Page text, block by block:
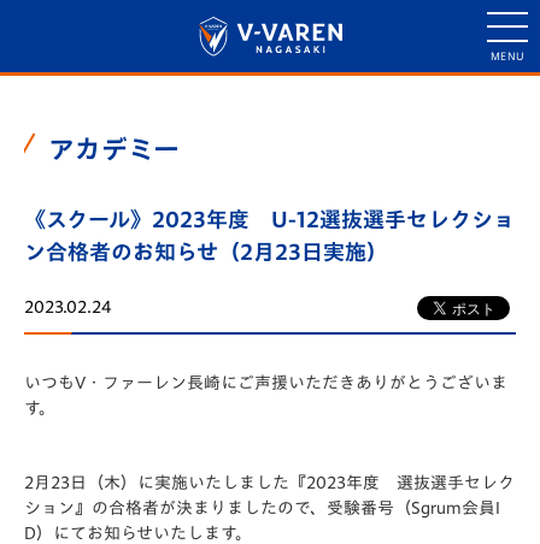
アカデミー
《スクール》2023年度 U-12選抜選手セレクショ
ン合格者のお知らせ（2月23日実施）
2023.02.24
いつもV・ファーレン長崎にご声援いただきありがとうございま
す。
2月23日（木）に実施いたしました『2023年度 選抜選手セレク
ション』の合格者が決まりましたので、受験番号（Sgrum会員I
D）にてお知らせいたします。